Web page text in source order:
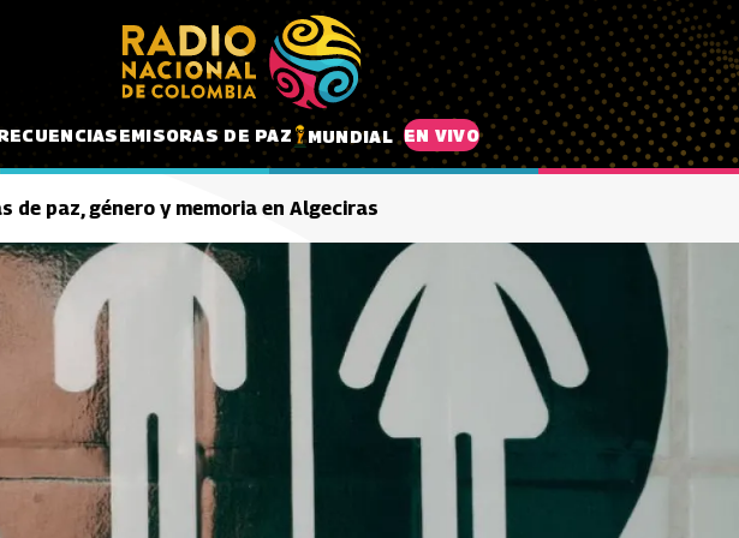
EMISORAS DE PAZ MUNDIAL EN VIVO
de paz, género y memoria en Algeciras